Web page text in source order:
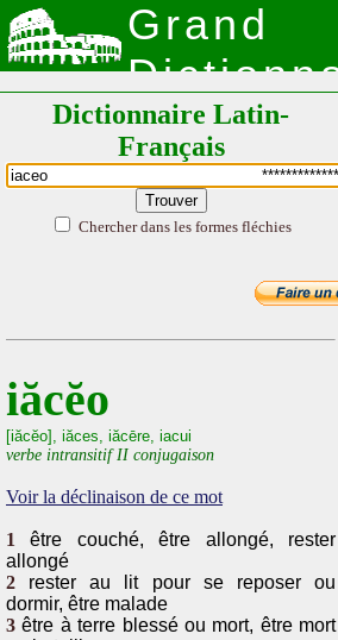
Grand
Latin
Dictionnaire Latin-
Français
Chercher dans les formes fléchies
iăcĕo
[iăcĕo], iăces, iăcēre, iacui
verbe intransitif II conjugaison
Voir la déclinaison de ce mot
1
être couché, être allongé, rester
allongé
2
rester au lit pour se reposer ou
dormir, être malade
3 être à terre blessé ou mort, être mort